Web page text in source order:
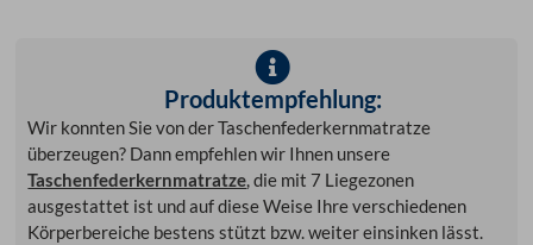
Produktempfehlung:
Wir konnten Sie von der Taschenfederkernmatratze
überzeugen? Dann empfehlen wir Ihnen unsere
Taschenfederkernmatratze, die mit 7 Liegezonen
ausgestattet ist und auf diese Weise Ihre verschiedenen
Körperbereiche bestens stützt bzw. weiter einsinken lässt.